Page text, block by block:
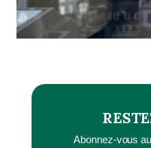
Abonnez-vous